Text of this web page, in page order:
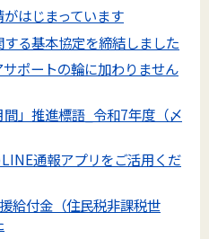
はじまっています
る基本協定を締結しました
サポートの輪に加わりません
間」推進標語_令和7年度（〆
通報アプリをご活用くだ
給付金（住民税非課税世